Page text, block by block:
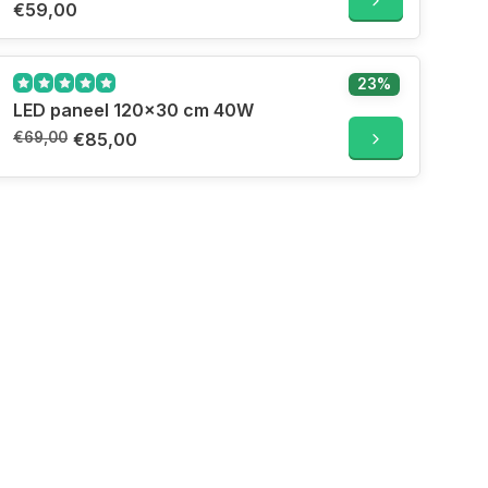
€59,00
LED paneel 120x30 cm 40W
€69,00 €85,00
23%